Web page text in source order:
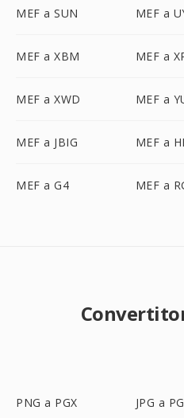
MEF a SUN MEF a
MEF a XBM MEF a
MEF a XWD MEF a
MEF a JBIG MEF a
MEF a G4 MEF a
PNG a PGX JPG a